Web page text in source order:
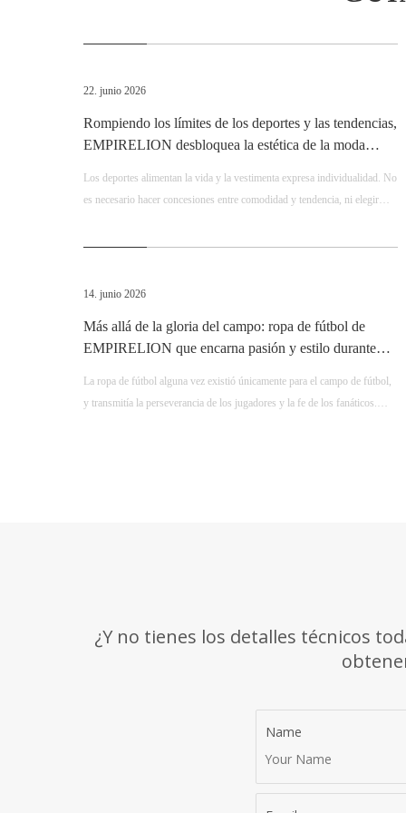
22. junio 2026
Rompiendo los límites de los deportes y las tendencias,
EMPIRELION desbloquea la estética de la moda
Los deportes alimentan la vida y la vestimenta expresa individualidad. No
es necesario hacer concesiones entre comodidad y tendencia, ni elegir
persiga cada pasión y libertad en un estado relajado.
14. junio 2026
Más allá de la gloria del campo: ropa de fútbol de
EMPIRELION que encarna pasión y estilo durante
La ropa de fútbol alguna vez existió únicamente para el campo de fútbol, ​​
y transmitía la perseverancia de los jugadores y la fe de los fanáticos.
¿Y no tienes los detalles técnicos
Name